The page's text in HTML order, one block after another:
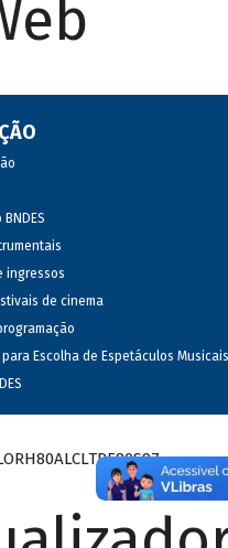
ingressos
de cinema
Escolha de Espetáculos Musicais